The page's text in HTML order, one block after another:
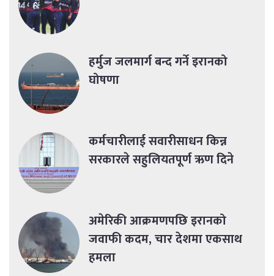
हर्मुज जलमार्ग बन्द गर्ने इरानको
घोषणा
कर्मचारीलाई सवारीसाधन किन्न
सरकारले सहुलियतपूर्ण ऋण दिने
अमेरिकी आक्रमणपछि इरानको
जवाफी कदम, चार देशमा एकसाथ
हमला